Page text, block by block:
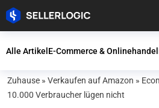
Alle ArtikelE-Commerce & Onlinehandel
Zuhause » Verkaufen auf Amazon »
10.000 Verbraucher lügen nicht